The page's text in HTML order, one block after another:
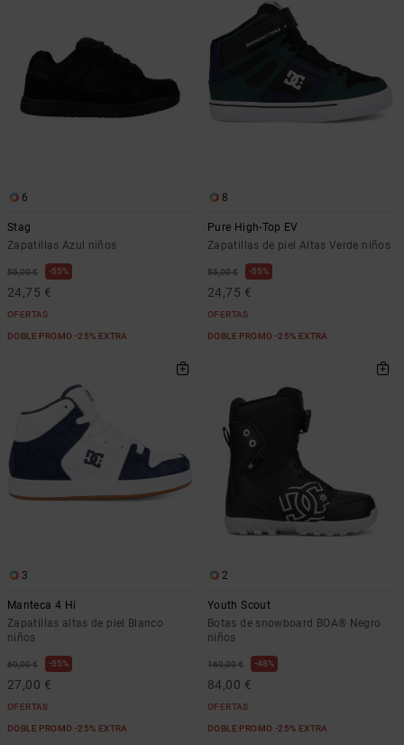
6
Stag
Zapatillas Azul niños
55,00 € 55%
24,75 €
OFERTAS
DOBLE PROMO -25% EXTRA
8
Pure High-Top EV
Zapatillas de piel Altas Verde niños
55,00 € 55%
24,75 €
OFERTAS
DOBLE PROMO -25% EXTRA
3
Manteca 4 Hi
Zapatillas altas de piel Blanco
niños
60,00 € 55%
27,00 €
OFERTAS
DOBLE PROMO -25% EXTRA
2
Youth Scout
Botas de snowboard BOA® Negro
niños
160,00 € 48%
84,00 €
OFERTAS
DOBLE PROMO -25% EXTRA